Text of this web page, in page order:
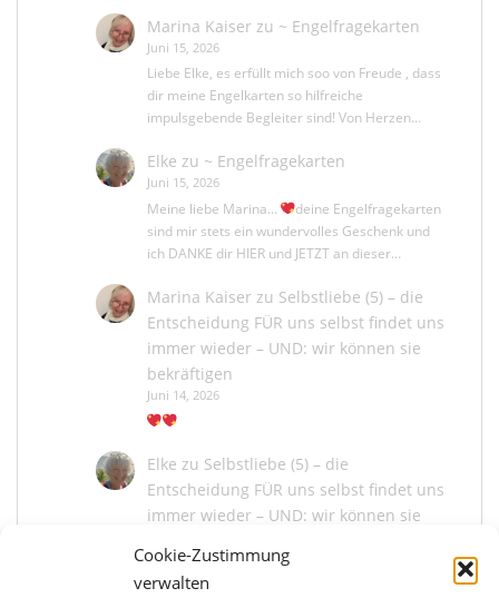
Cookie-Zustimmung
verwalten
Marina Kaiserzu ~ Engelfragekarten
Juni 15, 2026
Liebe Elke, es erfüllt mich soo von Freude , dass
dir meine Engelkarten so hilfreiche
impulsgebende Begleiter sind! Von Herzen…
Elke zu ~ Engelfragekarten
Juni 15, 2026
Meine liebe Marina...
deine Engelfragekarten
sind mir stets ein wundervolles Geschenk und
ich DANKE dir HIER und JETZT an dieser…
Marina Kaiserzu Selbstliebe (5) – die
Entscheidung FÜR uns selbst findet uns
immer wieder – UND: wir können sie
bekräftigen
Juni 14, 2026
Elke zu Selbstliebe (5) – die
Entscheidung FÜR uns selbst findet uns
immer wieder – UND: wir können sie
Juni 13, 2026